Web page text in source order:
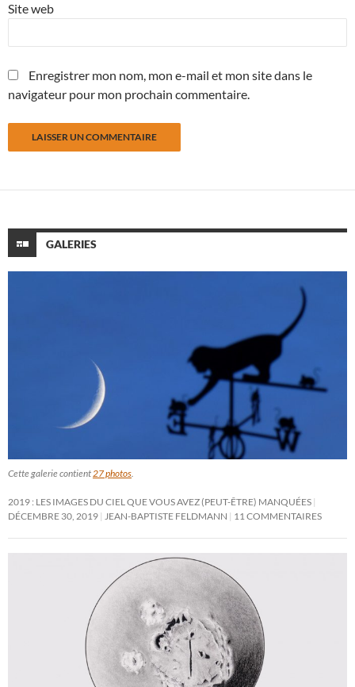
Site web
Enregistrer mon nom, mon e-mail et mon site dans le
navigateur pour mon prochain commentaire.
GALERIES
Cette galerie contient 27 photos
2019 : LES IMAGES DU CIEL QUE VOUS AVEZ (PEUT-ÊTRE) MANQUÉES
DÉCEMBRE 30, 2019
JEAN-BAPTISTE FELDMANN 11 COMMENTAIRES